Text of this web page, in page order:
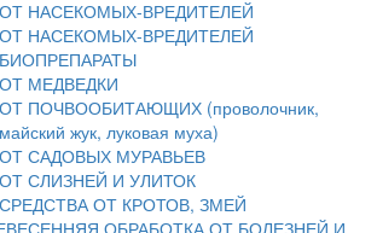
ОТ НАСЕКОМЫХ-ВРЕДИТЕЛЕЙ
ОТ НАСЕКОМЫХ-ВРЕДИТЕЛЕЙ
БИОПРЕПАРАТЫ
ОТ МЕДВЕДКИ
ОТ ПОЧВООБИТАЮЩИХ (проволочник,
майский жук, луковая муха)
ОТ САДОВЫХ МУРАВЬЕВ
ОТ СЛИЗНЕЙ И УЛИТОК
СРЕДСТВА ОТ КРОТОВ, ЗМЕЙ
ОБРАБОТКА ОТ БОЛЕЗНЕЙ И